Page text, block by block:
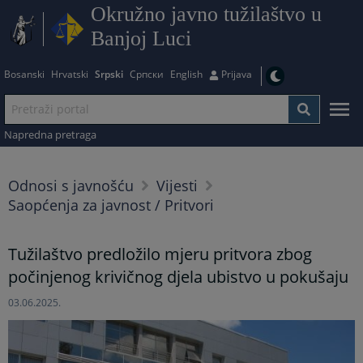
Okružno javno tužilaštvo u
Banjoj Luci
Bosanski Hrvatski Srpski Српски English Prijava
Napredna pretraga
Odnosi s javnošću
Vijesti
Saopćenja za javnost / Pritvori
Tužilaštvo predložilo mjeru pritvora zbog
počinjenog krivičnog djela ubistvo u pokušaju
03.06.2025.